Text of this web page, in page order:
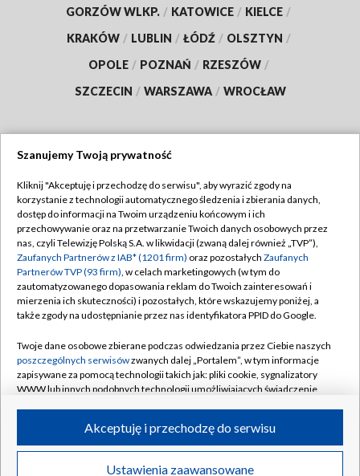
GORZÓW WLKP. / KATOWICE / KIELCE /
KRAKÓW / LUBLIN / ŁÓDŹ / OLSZTYN /
OPOLE / POZNAŃ / RZESZÓW /
SZCZECIN / WARSZAWA / WROCŁAW
TVP
Abonament TVP
Emisja w TVP
Centrum informacji TVP
Naziemna Telewizja Cyfrowa
Rada Programowa
System NOS
Informacje o nadawcy
Program dla prasy
Regulamin TVP
Polityka prywatności
Moje zgody
Pomoc
Kontakt
Kanały
©2026 Telewizja Polska S.A. w likwidacji
Szanujemy Twoją prywatność
Kliknij "Akceptuję i przechodzę do serwisu", aby wyrazić zgody na
korzystanie z technologii automatycznego śledzenia i zbierania danych,
dostęp do informacji na Twoim urządzeniu końcowym i ich
przechowywanie oraz na przetwarzanie Twoich danych osobowych przez
nas, czyli Telewizję Polską S.A. w likwidacji (zwaną dalej również „TVP”),
Zaufanych Partnerów z IAB* (1201 firm) oraz pozostałych Zaufanych
Partnerów TVP (93 firm), w celach marketingowych (w tym do
zautomatyzowanego dopasowania reklam do Twoich zainteresowań i
mierzenia ich skuteczności) i pozostałych, które wskazujemy poniżej, a
także zgody na udostępnianie przez nas identyfikatora PPID do Google.
Twoje dane osobowe zbierane podczas odwiedzania przez Ciebie naszych
poszczególnych serwisówzwanych dalej „Portalem”, w tym informacje
zapisywane za pomocą technologii takich jak: pliki cookie, sygnalizatory
WWW lub innych podobnych technologii umożliwiających świadczenie
ruchu w Internecie.
Twoje dane osobowe zbierane podczas odwiedzania przez Ciebie
Ustawienia zaawansowane
Akceptuję i przechodzę do serwisu